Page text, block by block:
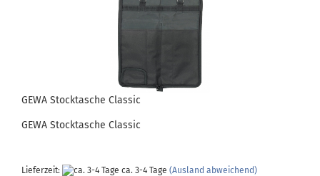
GEWA Stocktasche Classic
GEWA Stocktasche Classic
Lieferzeit: ca. 3-4 Tage (Ausland abweichend)